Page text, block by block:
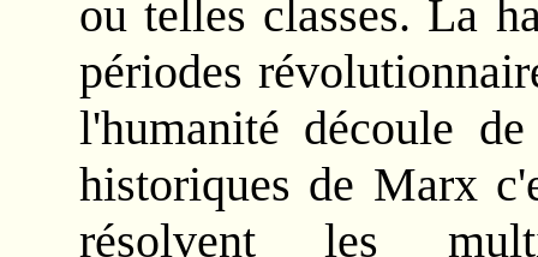
ou telles classes. La
périodes
l'humanité découle
historiques de Marx
résolvent les